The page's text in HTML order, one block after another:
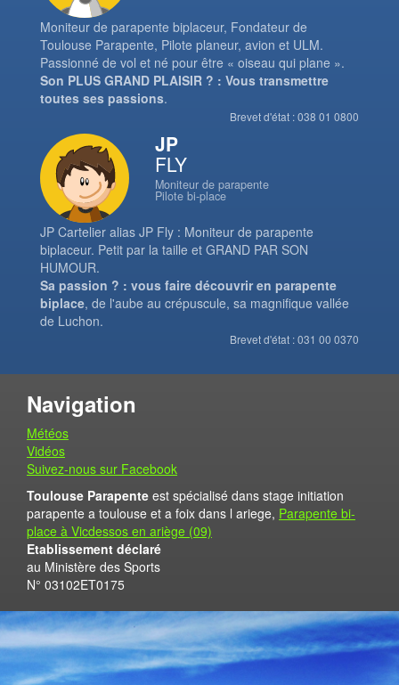
Moniteur de parapente biplaceur, Fondateur de
Toulouse Parapente, Pilote planeur, avion et ULM.
Passionné de vol et né pour être « oiseau qui plane ».
Son PLUS GRAND PLAISIR ? : Vous transmettre
toutes ses passions.
Brevet d'état : 038 01 0800
JP
FLY
Moniteur de parapente
Pilote bi-place
JP Cartelier alias JP Fly : Moniteur de parapente
biplaceur. Petit par la taille et GRAND PAR SON
HUMOUR.
Sa passion ? : vous faire découvrir en parapente
biplace, de l'aube au crépuscule, sa magnifique vallée
de Luchon.
Brevet d'état : 031 00 0370
Navigation
Météos
Vidéos
Suivez-nous sur Facebook
Toulouse Parapente est spécialisé dans stage initiation
parapente a toulouse et a foix dans l ariege, Parapente bi-
place à Vicdessos en ariège (09)
Etablissement déclaré
au Ministère des Sports
N° 03102ET0175